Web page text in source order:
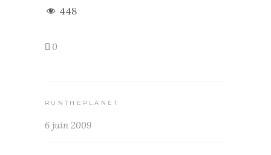
448
0
RUNTHEPLANET
6 juin 2009